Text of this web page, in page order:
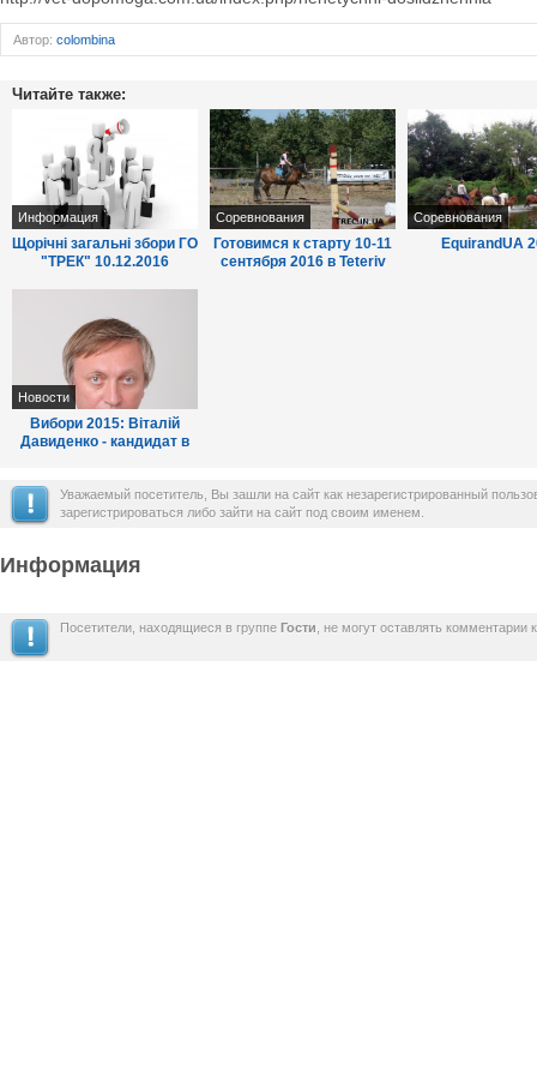
Автор: colombina
Читайте также:
Щорічні загальні збори ГО
"ТРЕК" 10.12.2016
Информация
Готовимся к старту 10-11
сентября 2016 в Teteriv
Соревнования
EquirandUA
Соревнования
Вибори 2015: Віталій
Давиденко - кандидат в
Новости
Уважаемый посетитель, Вы зашли на сайт как незарегистрированный
зарегистрироваться либо зайти на сайт под своим именем.
Информация
Посетители, находящиеся в группе Гости , не могут оставлять комментарии